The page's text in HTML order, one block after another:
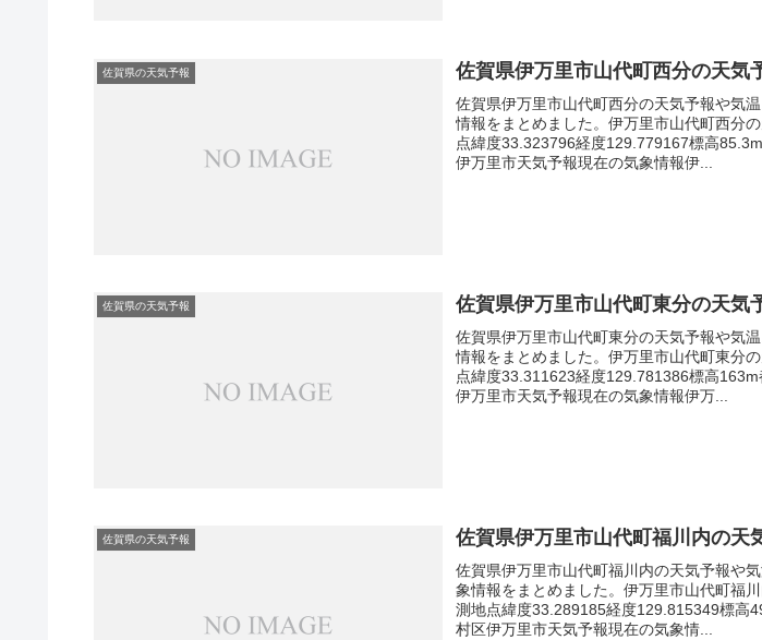
佐賀県の天気予報 佐賀県伊万里市山代町西分の天気
佐賀県伊万里市山代町西分の天気予報や気
情報をまとめました。伊万里市山代町西分
点緯度33.323796経度129.779167標高
伊万里市天気予報現在の気象情報伊...
佐賀県の天気予報 佐賀県伊万里市山代町東分の天気
佐賀県伊万里市山代町東分の天気予報や気
情報をまとめました。伊万里市山代町東分
点緯度33.311623経度129.781386標高
伊万里市天気予報現在の気象情報伊万...
佐賀県の天気予報 佐賀県伊万里市山代町福川内の天
佐賀県伊万里市山代町福川内の天気予報や
象情報をまとめました。伊万里市山代町福
測地点緯度33.289185経度129.815349標高
村区伊万里市天気予報現在の気象情...